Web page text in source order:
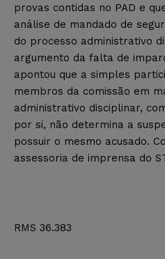
provas contidas no PAD e
análise de mandado de
do processo administrativo
argumento da falta de
apontou que a simples
membros da comissão em
administrativo disciplinar,
por si, não determina a
possuir o mesmo acusado.
assessoria de imprensa do
RMS 36.383